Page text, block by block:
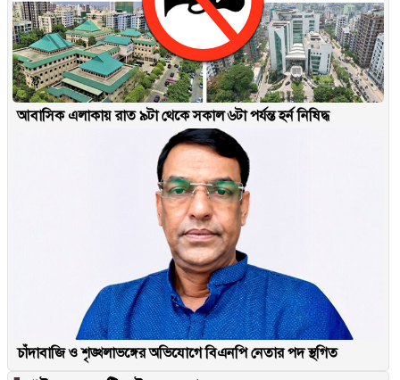
আবাসিক এলাকায় রাত ৯টা থেকে সকাল ৬টা পর্যন্ত হর্ন নিষিদ্ধ
চাঁদাবাজি ও শৃঙ্খলাভঙ্গের অভিযোগে বিএনপি নেতার পদ স্থগিত